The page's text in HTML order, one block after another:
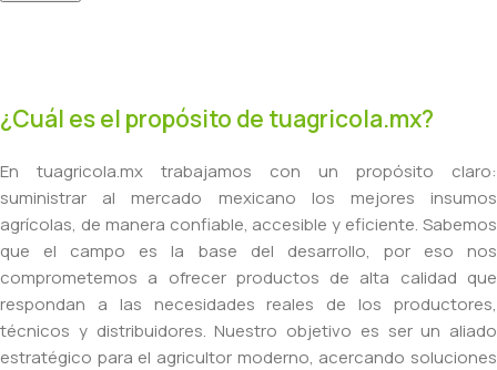
¿Cuál es el propósito de tuagricola.mx?
En tuagricola.mx trabajamos con un propósito claro:
suministrar al mercado mexicano los mejores insumos
agrícolas, de manera confiable, accesible y eficiente. Sabemos
que el campo es la base del desarrollo, por eso nos
comprometemos a ofrecer productos de alta calidad que
respondan a las necesidades reales de los productores,
técnicos y distribuidores. Nuestro objetivo es ser un aliado
estratégico para el agricultor moderno, acercando soluciones